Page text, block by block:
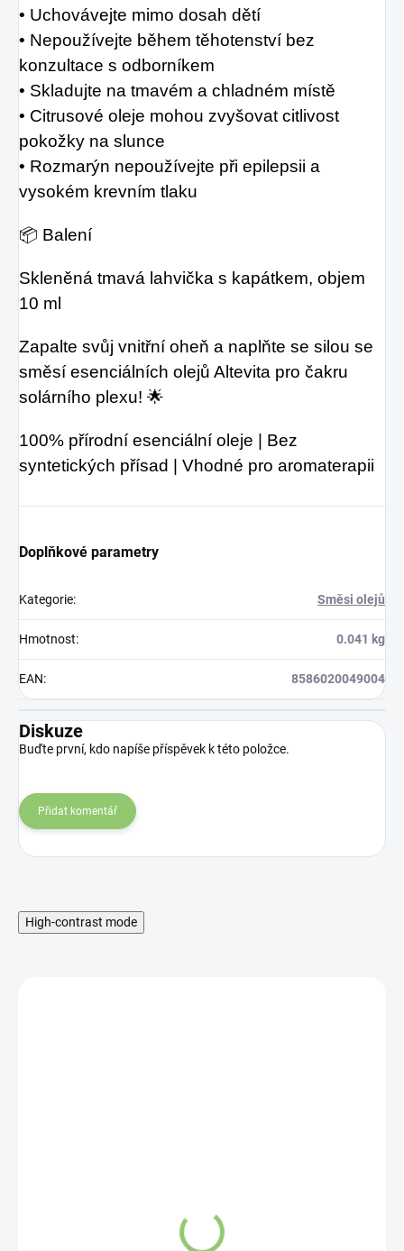
• Uchovávejte mimo dosah dětí
• Nepoužívejte během těhotenství bez
konzultace s odborníkem
• Skladujte na tmavém a chladném místě
• Citrusové oleje mohou zvyšovat citlivost
pokožky na slunce
• Rozmarýn nepoužívejte při epilepsii a
vysokém krevním tlaku
📦 Balení
Skleněná tmavá lahvička s kapátkem, objem
10 ml
Zapalte svůj vnitřní oheň a naplňte se silou se
směsí esenciálních olejů Altevita pro čakru
solárního plexu! 🌟
100% přírodní esenciální oleje | Bez
syntetických přísad | Vhodné pro aromaterapii
Doplňkové parametry
Kategorie: Směsi olejů
Hmotnost: 0.041 kg
EAN: 8586020049004
Diskuze
Buďte první, kdo napíše příspěvek k této položce.
Přidat komentář
High-contrast mode
electrolytes 1 x 4,7g